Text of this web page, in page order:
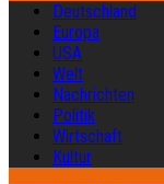
Deutschland
Europa
USA
Welt
Nachrichten
Politik
Wirtschaft
Kultur